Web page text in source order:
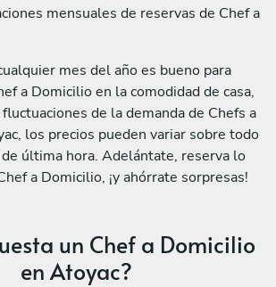
mensuales de reservas de Chef a
mes del año es bueno para
a Domicilio en la comodidad de casa,
de la demanda de Chefs a
los precios pueden variar sobre todo
última hora. Adelántate, reserva lo
a Domicilio, ¡y ahórrate sorpresas!
un Chef a Domicilio
en Atoyac?